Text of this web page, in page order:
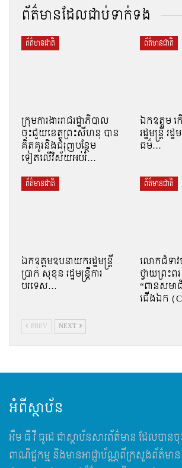
ព័ត៌មានដែលជាប់ទាក់ទង
ព័ត៌មានជាតិ
ក្រុមការងាររាជរដ្ឋាភិបាល
ចុះជួយខេត្តព្រះសីហនុ បាន
គិតគូរនិងជំរុញបន្ថែម
ទៀតលើវិស័យអប់រំ…
ព័ត៌មានជាតិ
ឯកឧត្តម ក
រដ្ឋមន្ត្រី រ
ធម៌…
ព័ត៌មានជាតិ
ឯកឧត្តមឧបនាយករដ្ឋមន្រ្តី
ប្រាក់ សុខុន រដ្ឋមន្រ្តីការ
បរទេស…
ព័ត៌មានជាតិ
លោកជំទា
ថ្វាយព្រះព
“ពានសម
ជើងឯក
PREV NEXT
អំពីស្ថាប័ន
អឹម​ ធី វី ធូដេ ជាស្ថាប័នសារព័ត៌មាន ដែលបាន
ពាណិជ្ជកម្ម និងមានអាជ្ញាប័ណ្ណពីក្រសួងព័ត៌មា